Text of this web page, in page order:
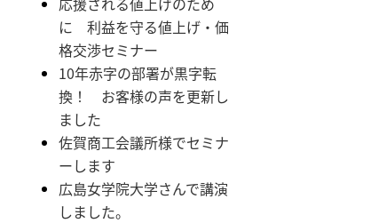
に 利益を守る値上げ・価
格交渉セミナー
10年赤字の部署が黒字転
換！ お客様の声を更新し
ました
佐賀商工会議所様でセミナ
ーします
広島女学院大学さんで講演
しました。